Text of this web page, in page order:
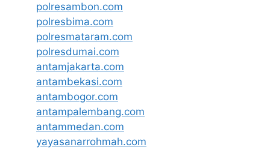
polresambon.com
polresbima.com
polresmataram.com
polresdumai.com
antamjakarta.com
antambekasi.com
antambogor.com
antampalembang.com
antammedan.com
yayasanarrohmah.com